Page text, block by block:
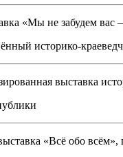
«Мы не забудем вас
историко-
выставка
«Всё обо